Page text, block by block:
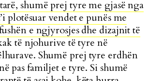
shumë prej tyre me gjasë nga
plotësuar vendet e punës me
e ngjyrosjes dhe dizajnit të
të njohurive të tyre në
Shumë prej tyre erdhën
pas familjet e tyre. Si shumë